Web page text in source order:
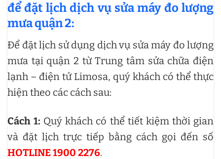
để đặt lịch dịch vụ sửa máy đo lượng
mưa quận 2:
Để đặt lịch sử dụng dịch vụ sửa máy đo lượng
mưa tại quận 2 từ Trung tâm sửa chữa điện
lạnh – điện tử Limosa, quý khách có thể thực
hiện theo các cách sau:
Cách 1: Quý khách có thể tiết kiệm thời gian
và đặt lịch trực tiếp bằng cách gọi đến số
HOTLINE 1900 2276.